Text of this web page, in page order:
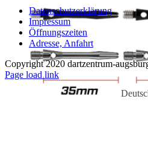
Varianten
auf.
Die
Optionen
können
auf
der
Produktseite
Datenschutzerklärung
Impressum
Öffnungszeiten
Adresse, Anfahrt
Copyright 2020 dartzentrum-
Facebook
Instagram
YouTube
Page load link